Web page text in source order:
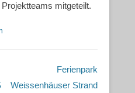
mitgeteilt.
Ferienpark
Weissenhäuser Strand